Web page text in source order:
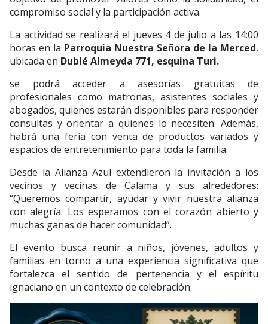
compromiso social y la participación activa.
La actividad se realizará el jueves 4 de julio a las 14:00
horas en la Parroquia Nuestra Señora de la Merced,
ubicada en Dublé Almeyda 771, esquina Turi.
se podrá acceder a asesorías gratuitas de
profesionales como matronas, asistentes sociales y
abogados, quienes estarán disponibles para responder
consultas y orientar a quienes lo necesiten. Además,
habrá una feria con venta de productos variados y
espacios de entretenimiento para toda la familia.
Desde la Alianza Azul extendieron la invitación a los
vecinos y vecinas de Calama y sus alrededores:
“Queremos compartir, ayudar y vivir nuestra alianza
con alegría. Los esperamos con el corazón abierto y
muchas ganas de hacer comunidad”.
El evento busca reunir a niños, jóvenes, adultos y
familias en torno a una experiencia significativa que
fortalezca el sentido de pertenencia y el espíritu
ignaciano en un contexto de celebración.